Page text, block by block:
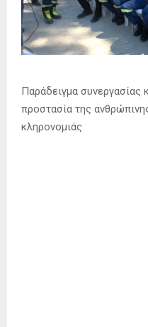
Παράδειγμα συνεργασίας
προστασία της
κληρονομιάς